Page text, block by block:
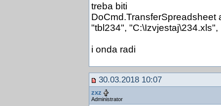
treba biti
"tbl234",
i onda radi
30.03.2018 10:07
zxz
Administrator